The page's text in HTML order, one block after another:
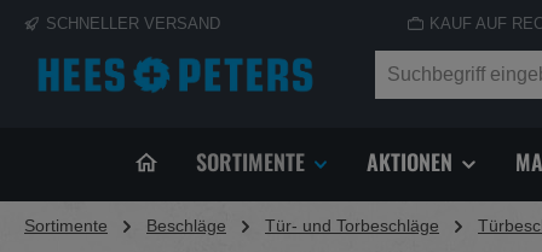
Zur Hauptnavigation springen
SCHNELLER VERSAND KAUF AUF
SORTIMENTE AKTIONEN
Sortimente Beschläge Tür- und Torbeschläge